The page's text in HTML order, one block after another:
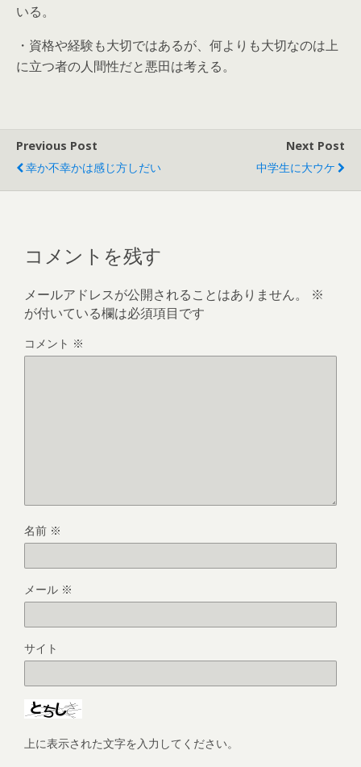
いる。
・資格や経験も大切ではあるが、何よりも大切なのは上
に立つ者の人間性だと悪田は考える。
Previous Post
幸か不幸かは感じ方しだい
Next Post
中学生に大ウケ
コメントを残す
メールアドレスが公開されることはありません。
※
が付いている欄は必須項目です
コメント ※
名前 ※
メール ※
サイト
上に表示された文字を入力してください。